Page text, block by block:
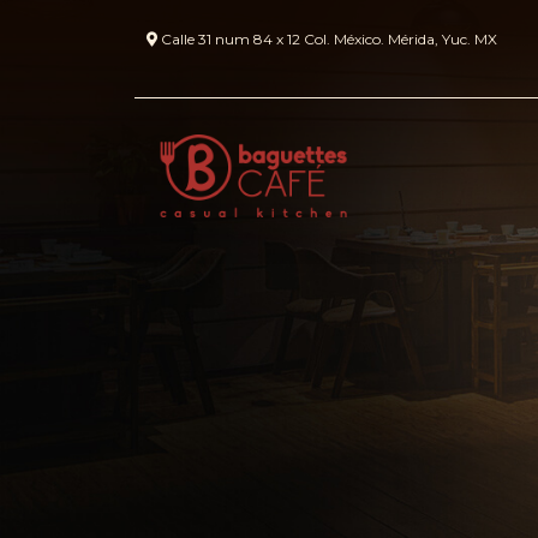
Calle 31 num 84 x 12 Col. México. Mérida, Yuc. MX